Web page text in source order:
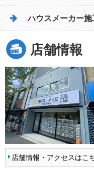
ハウスメーカー施
店舗情報
店舗情報・アクセスはこ